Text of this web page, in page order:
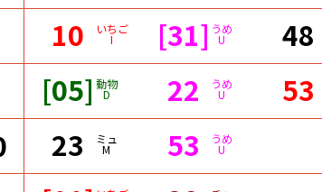
10 いちご
I [31] うめ
U 48
[05] 動物
D 22 うめ
U 53
23 ミュ
M 53 うめ
U